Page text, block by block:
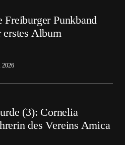
Punkband
erstes Album
2026
(3): Cornelia
des Vereins Amica